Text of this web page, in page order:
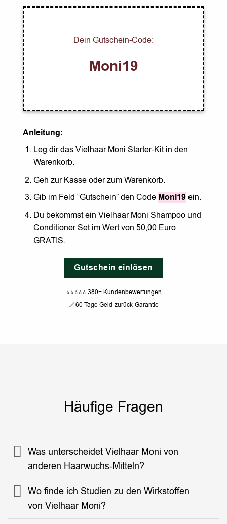
Dein Gutschein-Code:
Moni19
Anleitung:
Leg dir das Vielhaar Moni Starter-Kit in den
Warenkorb.
Geh zur Kasse oder zum Warenkorb.
Gib im Feld “Gutschein” den Code Moni19ein.
Du bekommst ein Vielhaar Moni Shampoo und
Conditioner Set im Wert von 50,00 Euro
GRATIS.
Gutschein einlösen
⭐⭐⭐⭐⭐ 380+ Kundenbewertungen
✅ 60 Tage Geld-zurück-Garantie
Häufige Fragen
Was unterscheidet Vielhaar Moni von
anderen Haarwuchs-Mitteln?
Wo finde ich Studien zu den Wirkstoffen
von Vielhaar Moni?